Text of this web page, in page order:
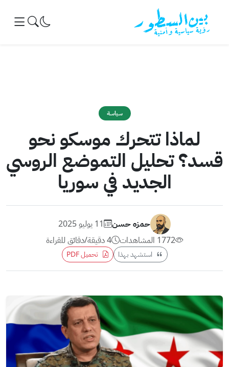
سياسة
لماذا تتحرك موسكو نحو
قسد؟ تحليل التموضع الروسي
الجديد في سوريا
حمزه حسن
11 يوليو 2025
1772 المشاهدات
4 دقيقة/دقائق للقراءة
استشهد بهذا تحميل PDF